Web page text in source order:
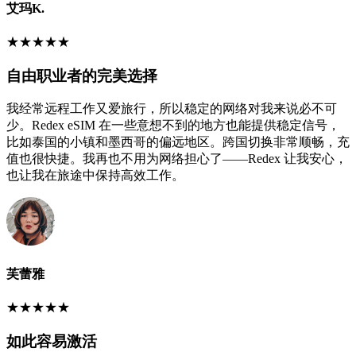
艾玛K.
★★★★★
自由职业者的完美选择
我经常远程工作又爱旅行，所以稳定的网络对我来说必不可
少。Redex eSIM 在一些意想不到的地方也能提供稳定信号，
比如泰国的小镇和墨西哥的偏远地区。跨国切换非常顺畅，充
值也很快捷。我再也不用为网络担心了——Redex 让我安心，
也让我在旅途中保持高效工作。
芙蕾雅
★★★★★
如此容易激活